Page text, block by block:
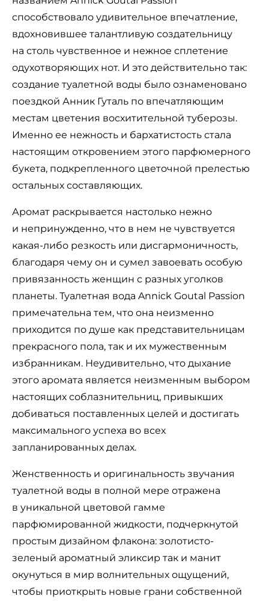
способствовало удивительное впечатление,
вдохновившее талантливую создательницу
на столь чувственное и нежное сплетение
одухотворяющих нот. И это действительно так:
создание туалетной воды было ознаменовано
поездкой Анник Гуталь по впечатляющим
местам цветения восхитительной туберозы.
Именно ее нежность и бархатистость стала
настоящим откровением этого парфюмерного
букета, подкрепленного цветочной прелестью
остальных составляющих.
Аромат раскрывается настолько нежно
и непринужденно, что в нем не чувствуется
какая-либо резкость или дисгармоничность,
благодаря чему он и сумел завоевать особую
привязанность женщин с разных уголков
планеты. Туалетная вода Annick Goutal Passion
примечательна тем, что она неизменно
приходится по душе как представительницам
прекрасного пола, так и их мужественным
избранникам. Неудивительно, что дыхание
этого аромата является неизменным выбором
настоящих соблазнительниц, привыкших
добиваться поставленных целей и достигать
максимального успеха во всех
запланированных делах.
Женственность и оригинальность звучания
туалетной воды в полной мере отражена
в уникальной цветовой гамме
парфюмированной жидкости, подчеркнутой
простым дизайном флакона: золотисто-
зеленый ароматный эликсир так и манит
окунуться в мир волнительных ощущений,
чтобы приоткрыть новые грани собственной